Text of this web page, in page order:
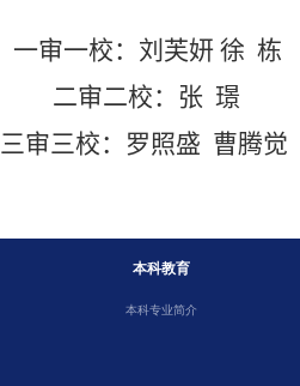
一审一校：刘芙妍 徐 栋
二审二校：张 璟
三审三校：罗照盛 曹腾觉
本科教育
本科专业简介